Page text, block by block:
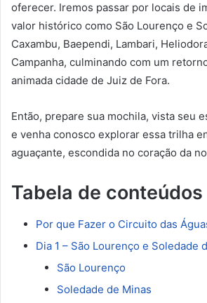
oferecer. Iremos passar por locais de
valor histórico como São Lourenço e
Caxambu, Baependi, Lambari,
Campanha, culminando com um
animada cidade de Juiz de Fora.
Então, prepare sua mochila, vista seu
e venha conosco explorar essa trilha
aguaçante, escondida no coração da
Tabela de
Por que Fazer o Circuito das
Dia 1 – São Lourenço e Soledade
São Lourenço
Soledade de Minas